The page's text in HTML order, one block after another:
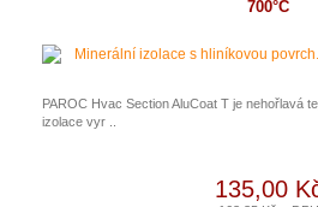
700°C
PAROC Hvac Section AluCoat T je nehořlavá
izolace vyr ..
135,00